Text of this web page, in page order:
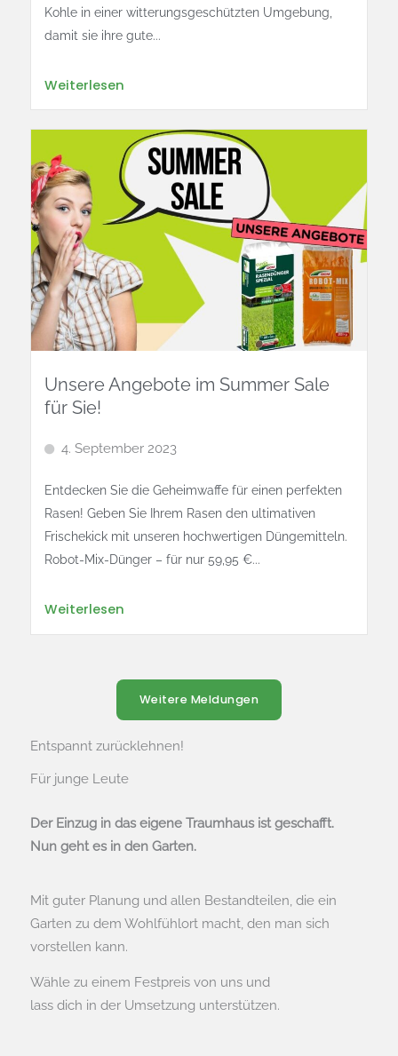
Kohle in einer witterungsgeschützten Umgebung,
damit sie ihre gute...
Weiterlesen
Unsere Angebote im Summer Sale
für Sie!
4. September 2023
Entdecken Sie die Geheimwaffe für einen perfekten
Rasen! Geben Sie Ihrem Rasen den ultimativen
Frischekick mit unseren hochwertigen Düngemitteln.
Robot-Mix-Dünger – für nur 59,95 €...
Weiterlesen
Weitere Meldungen
Entspannt zurücklehnen!
Für junge Leute
Der Einzug in das eigene Traumhaus ist geschafft.
Nun geht es in den Garten.
Mit guter Planung und allen Bestandteilen, die ein
Garten zu dem Wohlfühlort macht, den man sich
vorstellen kann.
Wähle zu einem Festpreis von uns und
lass dich in der Umsetzung unterstützen.